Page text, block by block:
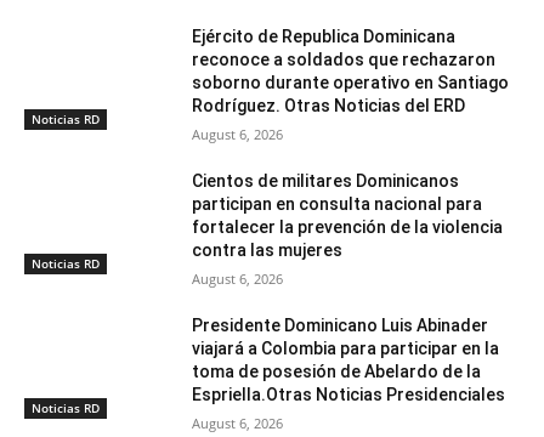
Noticias RD
Ejército de Republica Dominicana
reconoce a soldados que rechazaron
soborno durante operativo en Santiago
Rodríguez. Otras Noticias del ERD
August 6, 2026
Noticias RD
Cientos de militares Dominicanos
participan en consulta nacional para
fortalecer la prevención de la violencia
contra las mujeres
August 6, 2026
Noticias RD
Presidente Dominicano Luis Abinader
viajará a Colombia para participar en la
toma de posesión de Abelardo de la
Espriella.Otras Noticias Presidenciales
August 6, 2026